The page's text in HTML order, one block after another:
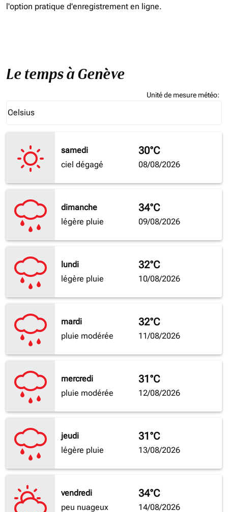
l'option pratique d'enregistrement en ligne.
Le temps à Genève
Unité de mesure météo:
Celsius
keyboard_arrow_down
samedi
ciel dégagé
30°C
08/08/2026
dimanche
légère pluie
34°C
09/08/2026
lundi
légère pluie
32°C
10/08/2026
mardi
pluie modérée
32°C
11/08/2026
mercredi
pluie modérée
31°C
12/08/2026
jeudi
légère pluie
31°C
13/08/2026
vendredi
peu nuageux
34°C
14/08/2026